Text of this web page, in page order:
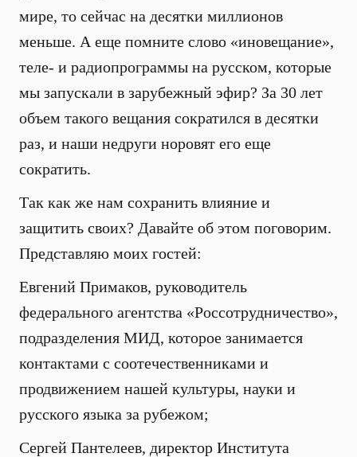
мире, то сейчас на десятки миллионов
меньше. А еще помните слово «иновещание»,
теле- и радиопрограммы на русском, которые
мы запускали в зарубежный эфир? За 30 лет
объем такого вещания сократился в десятки
раз, и наши недруги норовят его еще
сократить.
Так как же нам сохранить влияние и
защитить своих? Давайте об этом поговорим.
Представляю моих гостей:
Евгений Примаков, руководитель
федерального агентства «Россотрудничество»,
подразделения МИД, которое занимается
контактами с соотечественниками и
продвижением нашей культуры, науки и
русского языка за рубежом;
Сергей Пантелеев, директор Института